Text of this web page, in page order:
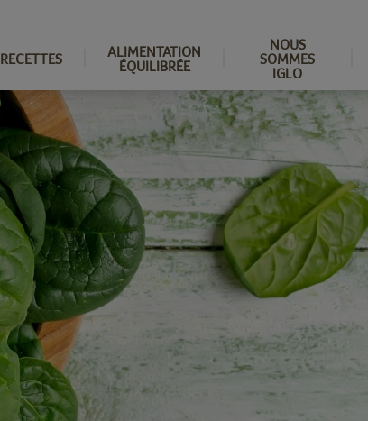
RECETTES
ALIMENTATION
ÉQUILIBRÉE
NOUS
SOMMES
IGLO